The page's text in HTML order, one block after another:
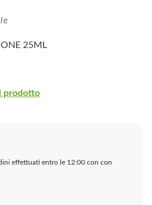
25ML
prodotto
effettuati entro le 12:00 con con